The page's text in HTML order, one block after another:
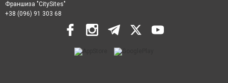
Франшиза "CitySites"
+38 (096) 91 303 68